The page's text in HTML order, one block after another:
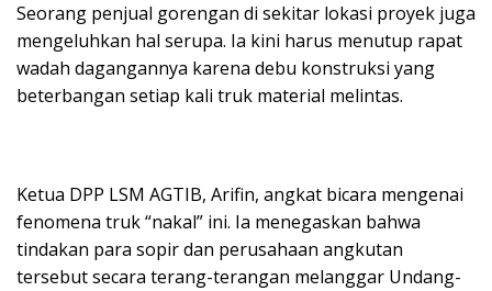
Seorang penjual gorengan di sekitar lokasi proyek juga
mengeluhkan hal serupa. Ia kini harus menutup rapat
wadah dagangannya karena debu konstruksi yang
beterbangan setiap kali truk material melintas.
Ketua DPP LSM AGTIB, Arifin, angkat bicara mengenai
fenomena truk “nakal” ini. Ia menegaskan bahwa
tindakan para sopir dan perusahaan angkutan
tersebut secara terang-terangan melanggar Undang-